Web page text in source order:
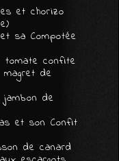
et chorizo
sa Compotée
tomate confite
de
de
et son Confit
de canard